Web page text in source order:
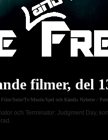
filmer, del
Film/Serie/Tv/Musik/Spel och Kändis Nyheter /
och Terminator: Judgment Day,